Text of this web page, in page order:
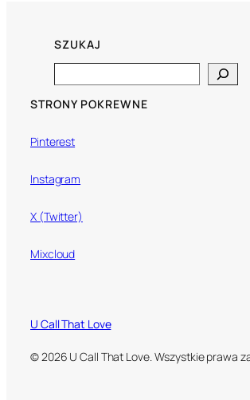
SZUKAJ
STRONY POKREWNE
Pinterest
Instagram
X (Twitter)
Mixcloud
U Call That Love
© 2026 U Call That Love. Wszystkie prawa